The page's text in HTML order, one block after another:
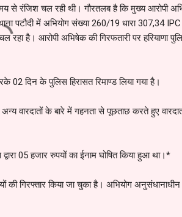
से रंजिश चल रही थी। गौरतलब है कि मुख्य आरोपी
पटौदी में अभियोग संख्या 260/19 धारा 307,34
है। आरोपी अभिषेक की गिरफतारी पर हरियाणा
दिन के पुलिस हिरासत रिमाण्ड लिया गया है।
वारदातों के बारे में गहनता से पूछताछ करते हुए
05 हजार रुपयों का ईनाम घोषित किया हुआ था।*
गिरफ्तार किया जा चुका है। अभियोग अनुसंधानाधीन